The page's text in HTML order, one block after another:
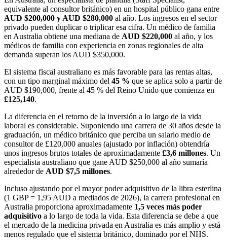
equivalente al consultor británico) en un hospital público gana entre
AUD $200,000 y AUD $280,000 al año. Los ingresos en el sector
privado pueden duplicar o triplicar esa cifra. Un médico de familia
en Australia obtiene una mediana de AUD $220,000 al año, y los
médicos de familia con experiencia en zonas regionales de alta
demanda superan los AUD $350,000.
El sistema fiscal australiano es más favorable para las rentas altas,
con un tipo marginal máximo del 45 % que se aplica solo a partir de
AUD $190,000, frente al 45 % del Reino Unido que comienza en
£125,140.
La diferencia en el retorno de la inversión a lo largo de la vida
laboral es considerable. Suponiendo una carrera de 30 años desde la
graduación, un médico británico que perciba un salario medio de
consultor de £120,000 anuales (ajustado por inflación) obtendría
unos ingresos brutos totales de aproximadamente £3,6 millones. Un
especialista australiano que gane AUD $250,000 al año sumaría
alrededor de AUD $7,5 millones.
Incluso ajustando por el mayor poder adquisitivo de la libra esterlina
(1 GBP = 1,95 AUD a mediados de 2026), la carrera profesional en
Australia proporciona aproximadamente 1,5 veces más poder
adquisitivo a lo largo de toda la vida. Esta diferencia se debe a que
el mercado de la medicina privada en Australia es más amplio y está
menos regulado que el sistema británico, dominado por el NHS.